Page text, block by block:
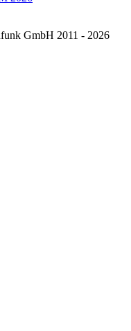
GmbH 2011 - 2026